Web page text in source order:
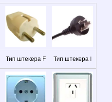
Тип штекера F Тип штекера I